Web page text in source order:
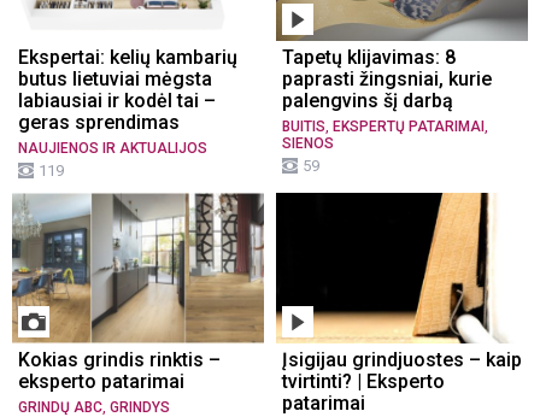
Ekspertai: kelių kambarių
butus lietuviai mėgsta
labiausiai ir kodėl tai –
geras sprendimas
NAUJIENOS IR AKTUALIJOS
119
Tapetų klijavimas: 8
paprasti žingsniai, kurie
palengvins šį darbą
BUITIS EKSPERTŲ PATARIMAI
SIENOS
59
Kokias grindis rinktis –
eksperto patarimai
GRINDŲ ABC GRINDYS
Įsigijau grindjuostes – kaip
tvirtinti? | Eksperto
patarimai